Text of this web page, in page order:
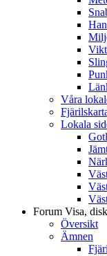
Våra
Lokala
Forum Visa,
Översikt
Ämnen